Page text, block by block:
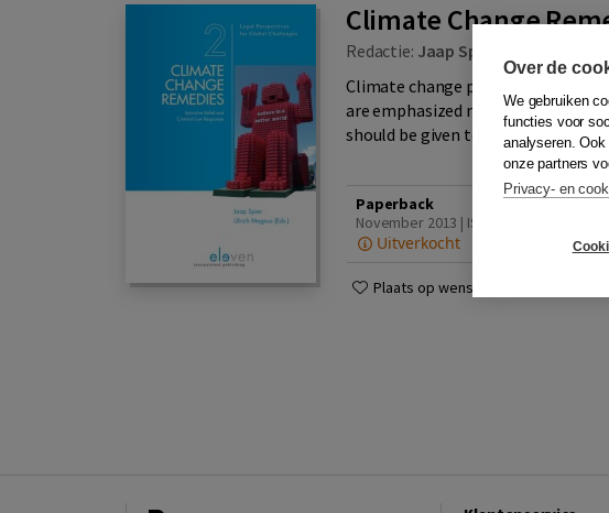
Climate Change
Redactie: Jaap Spier
Climate change poses very serious
are emphasized more and more.
should be given to prevention
Paperback
November 2013 | ISBN 9789462360808 |
Uitverkocht
Plaats op wensenlijst
Over de
We gebruiken
functies voor
analyseren.
onze partners
Privacy- en